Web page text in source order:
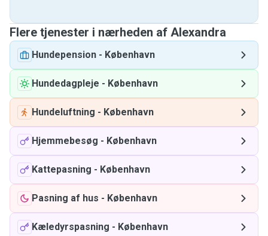
Flere tjenester i nærheden af ​​Alexandra
Hundepension - København
Hundedagpleje - København
Hundeluftning - København
Hjemmebesøg - København
Kattepasning - København
Pasning af hus - København
Kæledyrspasning - København